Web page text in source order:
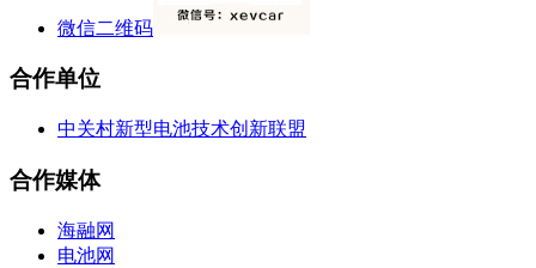
微信二维码
合作单位
中关村新型电池技术创新联盟
合作媒体
海融网
电池网